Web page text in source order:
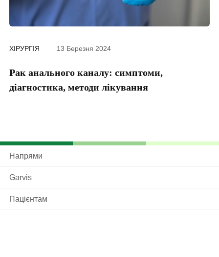
ХІРУРГІЯ 13 Березня 2024
Рак анального каналу: симптоми,
діагностика, методи лікування
Напрями
Garvis
Пацієнтам